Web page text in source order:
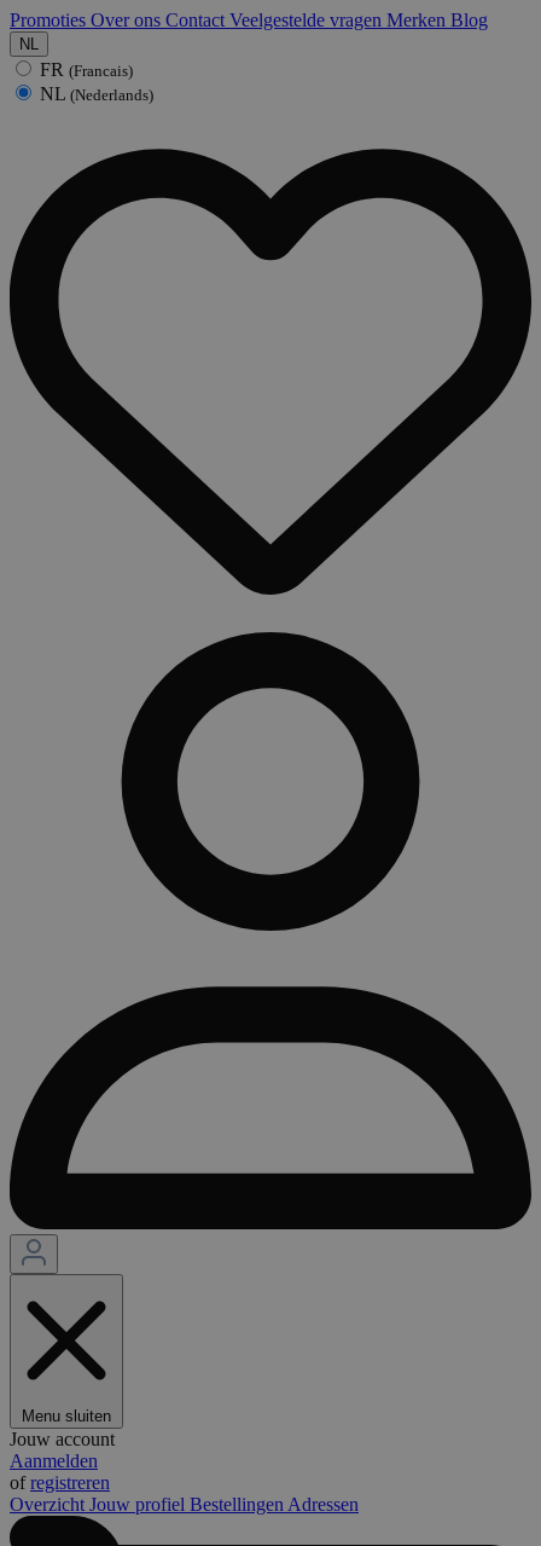
Promoties Over ons Contact Veelgestelde vragen Merken Blog
NL
FR (Francais)
NL (Nederlands)
Menu sluiten
Jouw account
Aanmelden
ofregistreren
Overzicht Jouw profiel Bestellingen Adressen